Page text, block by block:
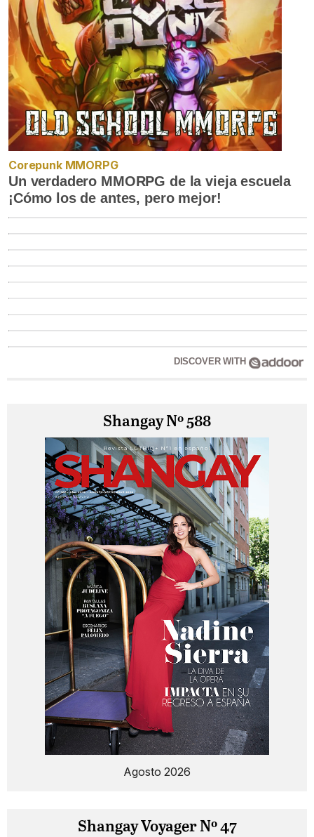
Corepunk MMORPG
Un verdadero MMORPG de la vieja escuela
¡Cómo los de antes, pero mejor!
DISCOVER WITH
Shangay Nº 588
Agosto 2026
Shangay Voyager Nº 47